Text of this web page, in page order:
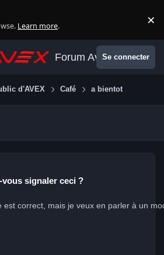
Learn more. ×
Forum AvexSe connecter
d'AVEX Café a bientot
signaler ceci ?